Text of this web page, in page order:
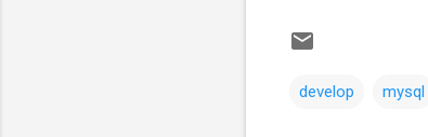
develop mysql